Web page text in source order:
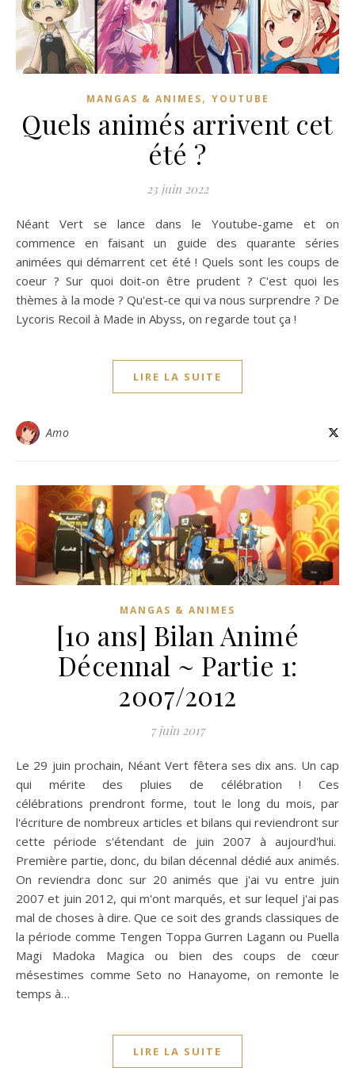
MANGAS & ANIMES, YOUTUBE
Quels animés arrivent cet
été ?
23 juin 2022
Néant Vert se lance dans le Youtube-game et on
commence en faisant un guide des quarante séries
animées qui démarrent cet été ! Quels sont les coups de
coeur ? Sur quoi doit-on être prudent ? C'est quoi les
thèmes à la mode ? Qu'est-ce qui va nous surprendre ? De
Lycoris Recoil à Made in Abyss, on regarde tout ça !
LIRE LA SUITE
Amo
MANGAS & ANIMES
[10 ans] Bilan Animé
Décennal ~ Partie 1:
2007/2012
7 juin 2017
Le 29 juin prochain, Néant Vert fêtera ses dix ans. Un cap
qui mérite des pluies de célébration ! Ces
célébrations prendront forme, tout le long du mois, par
l'écriture de nombreux articles et bilans qui reviendront sur
cette période s'étendant de juin 2007 à aujourd'hui.
Première partie, donc, du bilan décennal dédié aux animés.
On reviendra donc sur 20 animés que j'ai vu entre juin
2007 et juin 2012, qui m'ont marqués, et sur lequel j'ai pas
mal de choses à dire. Que ce soit des grands classiques de
la période comme Tengen Toppa Gurren Lagann ou Puella
Magi Madoka Magica ou bien des coups de cœur
mésestimes comme Seto no Hanayome, on remonte le
temps à…
LIRE LA SUITE